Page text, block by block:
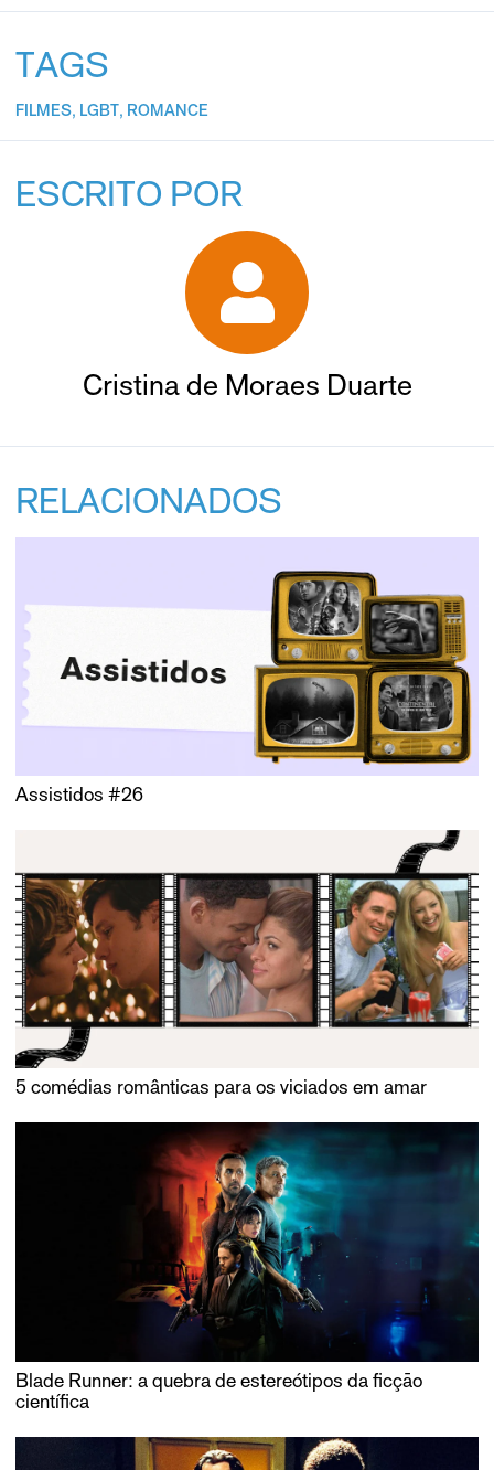
TAGS
FILMES, LGBT , ROMANCE
ESCRITO POR
Cristina de Moraes Duarte
RELACIONADOS
Assistidos #26
5 comédias românticas para os viciados em amar
Blade Runner: a quebra de estereótipos da ficçāo
científica